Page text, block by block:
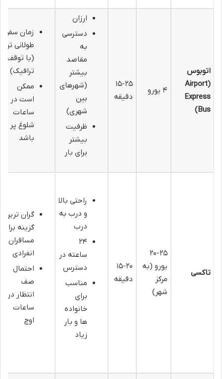
اتوبوس
(Airport
Express
Bus)
۴ یورو
۱۵-۲۵
دقیقه
ارزان
دسترسی
به
مقاصد
بیشتر
(شهرهای
بین
شهری)
ظرفیت
بیشتر
برای بار
زمان سفر
طولانی تر
(با توقف و
ترافیک)
ممکن
است در
ساعات
شلوغ پر
باشد
تاکسی
۲۰-۲۵
یورو (به
مرکز
شهر)
۱۵-۲۰
دقیقه
راحتی بالا
و درب به
درب
۲۴
ساعته در
دسترس
مناسب
برای
خانواده
ها و بار
زیاد
گران ترین
گزینه برای
مسافران
انفرادی
احتمال
صف
انتظار در
ساعات
اوج